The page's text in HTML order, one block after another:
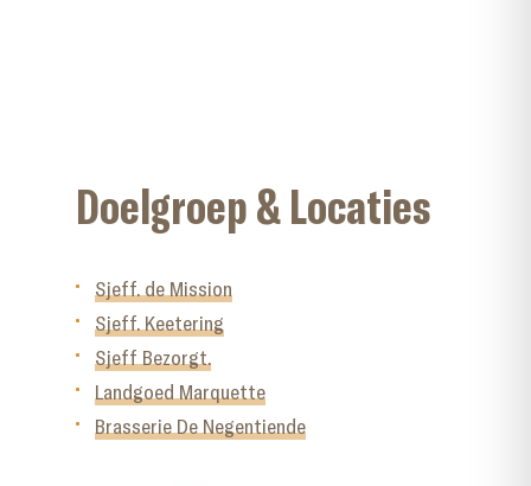
Doelgroep & Locaties
Sjeff. de Mission
Sjeff. Keetering
Sjeff Bezorgt.
Landgoed Marquette
Brasserie De Negentiende